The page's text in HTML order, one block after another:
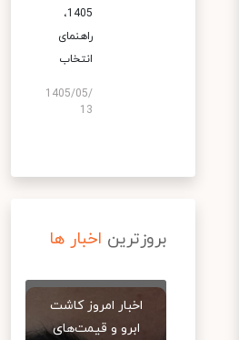
1405،
راهنمای
انتخاب
1405/05/
13
بروزترین اخبار ها
اخبار امروز کاشت
ابرو و قیمت‌های